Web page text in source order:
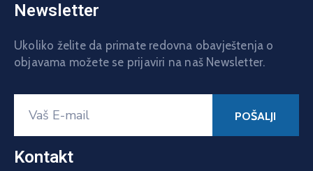
Kontakt
Newsletter
Ukoliko želite da primate redovna obavještenja o
objavama možete se prijaviri na naš Newsletter.